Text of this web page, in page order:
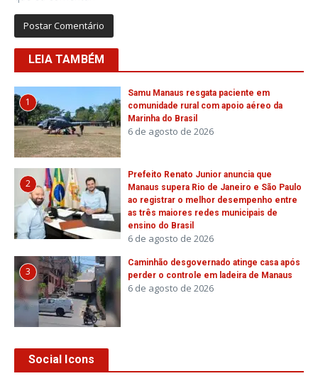
LEIA TAMBÉM
1
Samu Manaus resgata paciente em
comunidade rural com apoio aéreo da
Marinha do Brasil
6 de agosto de 2026
2
Prefeito Renato Junior anuncia que
Manaus supera Rio de Janeiro e São Paulo
ao registrar o melhor desempenho entre
as três maiores redes municipais de
ensino do Brasil
6 de agosto de 2026
3
Caminhão desgovernado atinge casa após
perder o controle em ladeira de Manaus
6 de agosto de 2026
Social Icons